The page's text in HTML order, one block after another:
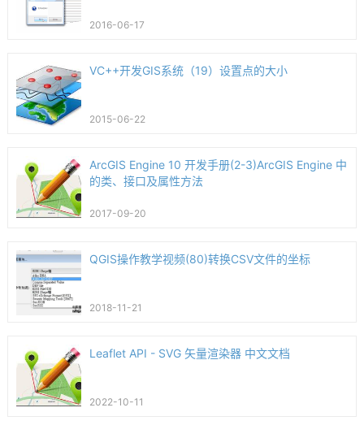
2016-06-17
VC++开发GIS系统（19）设置点的大小
2015-06-22
ArcGIS Engine 10 开发手册(2-3)ArcGIS Engine 中
的类、接口及属性方法
2017-09-20
QGIS操作教学视频(80)转换CSV文件的坐标
2018-11-21
Leaflet API - SVG 矢量渲染器 中文文档
2022-10-11